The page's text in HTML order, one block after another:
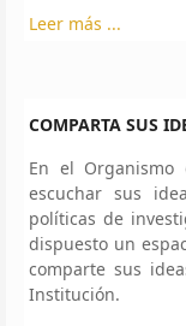
Leer más ...
COMPARTA SUS
En el Organismo
escuchar sus
políticas de
dispuesto un
comparte sus
Institución.